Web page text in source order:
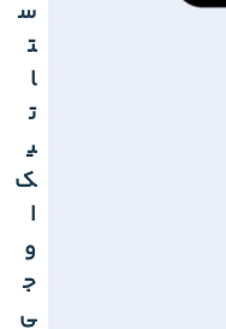
س
ت
ا
ت
ی
ک
ا
و
ج
ی